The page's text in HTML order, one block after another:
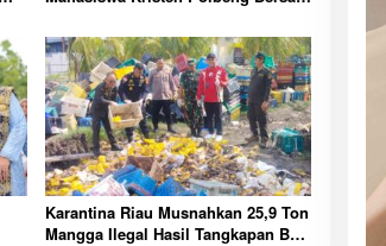
Karantina Riau Musnahkan 25,9 Ton
Mangga Ilegal Hasil Tangkapan Bea